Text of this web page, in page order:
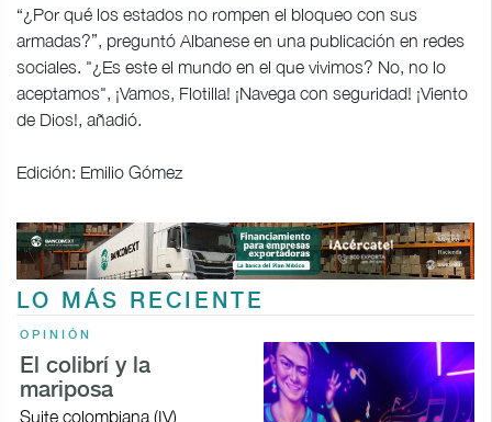
“¿Por qué los estados no rompen el bloqueo con sus
armadas?”, preguntó Albanese en una publicación en redes
sociales. "¿Es este el mundo en el que vivimos? No, no lo
aceptamos", ¡Vamos, Flotilla! ¡Navega con seguridad! ¡Viento
de Dios!, añadió.
Edición: Emilio Gómez
LO MÁS RECIENTE
OPINIÓN
El colibrí y la
mariposa
Suite colombiana (IV)